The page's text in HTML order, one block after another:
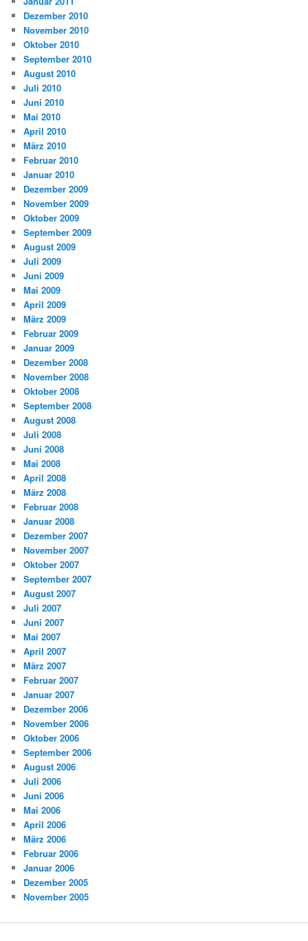
Dezember 2010
November 2010
Oktober 2010
September 2010
August 2010
Juli 2010
Juni 2010
Mai 2010
April 2010
März 2010
Februar 2010
Januar 2010
Dezember 2009
November 2009
Oktober 2009
September 2009
August 2009
Juli 2009
Juni 2009
Mai 2009
April 2009
März 2009
Februar 2009
Januar 2009
Dezember 2008
November 2008
Oktober 2008
September 2008
August 2008
Juli 2008
Juni 2008
Mai 2008
April 2008
März 2008
Februar 2008
Januar 2008
Dezember 2007
November 2007
Oktober 2007
September 2007
August 2007
Juli 2007
Juni 2007
Mai 2007
April 2007
März 2007
Februar 2007
Januar 2007
Dezember 2006
November 2006
Oktober 2006
September 2006
August 2006
Juli 2006
Juni 2006
Mai 2006
April 2006
März 2006
Februar 2006
Januar 2006
Dezember 2005
November 2005